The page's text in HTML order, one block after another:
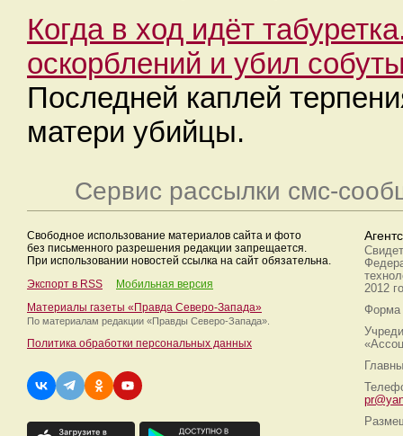
Когда в ход идёт
оскорблений и убил
Последней каплей
матери убийцы.
Сервис рассылки смс-
Свободное использование материалов сайта и фото
без письменного разрешения редакции запрещается.
При использовании новостей ссылка на сайт обязательна.
Экспорт в RSS
Мобильная версия
Материалы газеты «Правда Северо-Запада»
По материалам редакции «Правды Северо-Запада».
Политика обработки персональных данных
2012
Форма